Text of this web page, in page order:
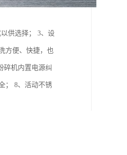
供选择； 3、设
方便、快捷，也
碎机内置电源纠
； 8、活动不锈